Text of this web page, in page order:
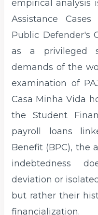
empirical analysis
Assistance
Public Defender's
as a privileged
demands of the
examination of
Casa Minha Vida
the Student
payroll loans
Benefit (BPC), the
indebtedness
deviation or
but rather their